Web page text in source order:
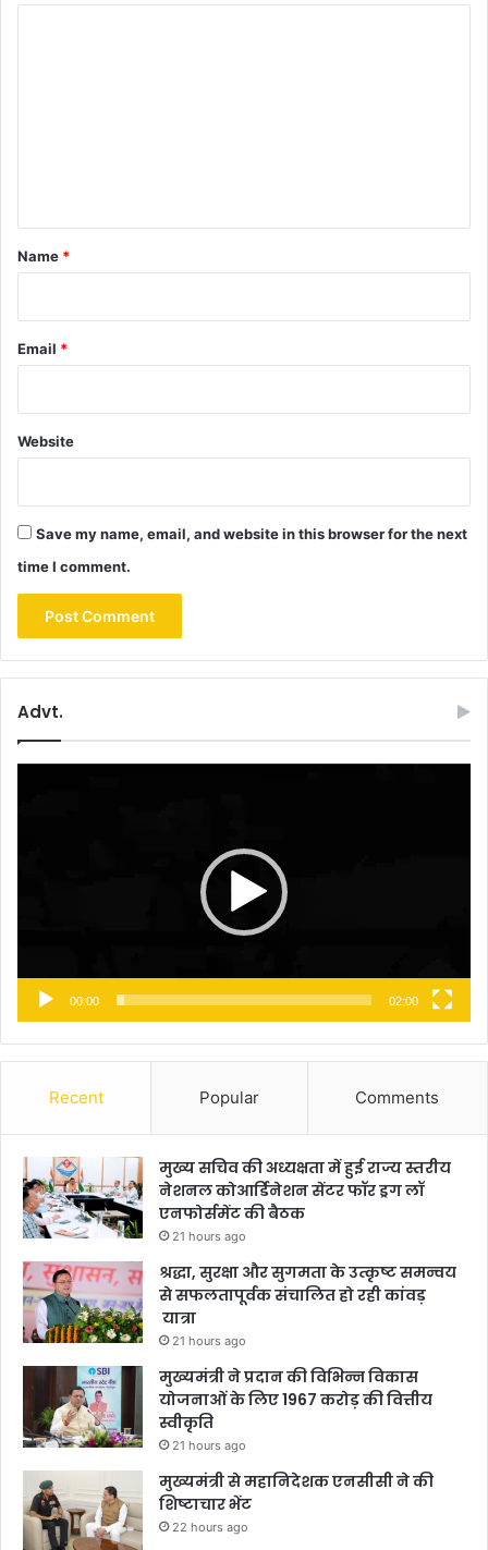
*
Name *
Email *
Website
Save my name, email, and website in this browser for the next
time I comment.
Advt.
00:00 02:00
Recent Popular Comments
मुख्य सचिव की अध्यक्षता में हुई राज्य स्तरीय
नेशनल कोआर्डिनेशन सेंटर फॉर ड्रग लॉ
एनफोर्समेंट की बैठक
21 hours ago
श्रद्धा, सुरक्षा और सुगमता के उत्कृष्ट समन्वय
से सफलतापूर्वक संचालित हो रही कांवड़
यात्रा
21 hours ago
मुख्यमंत्री ने प्रदान की विभिन्न विकास
योजनाओं के लिए 1967 करोड़ की वित्तीय
स्वीकृति
21 hours ago
मुख्यमंत्री से महानिदेशक एनसीसी ने की
शिष्टाचार भेंट
22 hours ago